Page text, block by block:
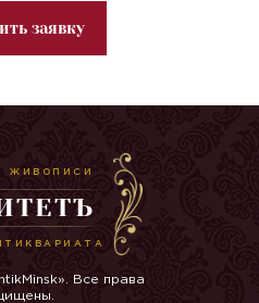
заявку
ЖИВОПИСИ
Все права